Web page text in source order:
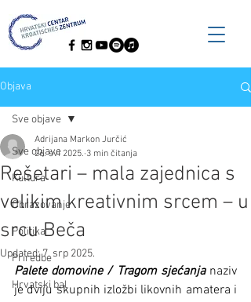
Objava
Sve objave
Kultura
Obrazovanje
Politika
Priredbe
Hrvatski bal
Sve objave
Rešetari – mala zajednica s
velikim kreativnim srcem – u
srcu Beča
Adrijana Markon Jurčić
26. svi 2025. 3 min čitanja
Updated:7. srp 2025.
Palete domovine / Tragom sjećanja naziv
je dviju skupnih izložbi likovnih amatera i